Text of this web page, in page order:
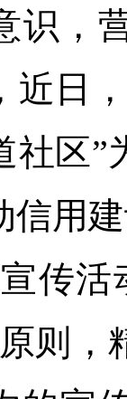
识，
近日
社区”
信用
传活
则，